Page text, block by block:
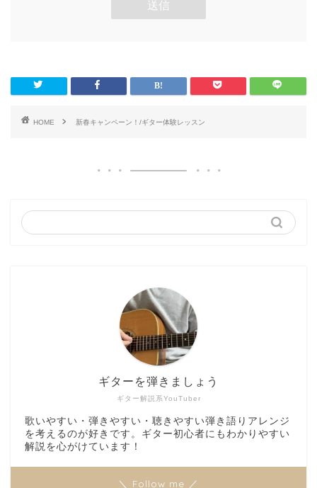
HOME 新春キャンペーン！/ギター体験レッスン
ギター解説系YouTuber
ギターを弾きましょう
歌いやすい・弾きやすい・聴きやすい弾き語りアレンジ
を考えるのが好きです。ギター初心者にもわかりやすい
解説を心がけています！
＼ Follow me ／